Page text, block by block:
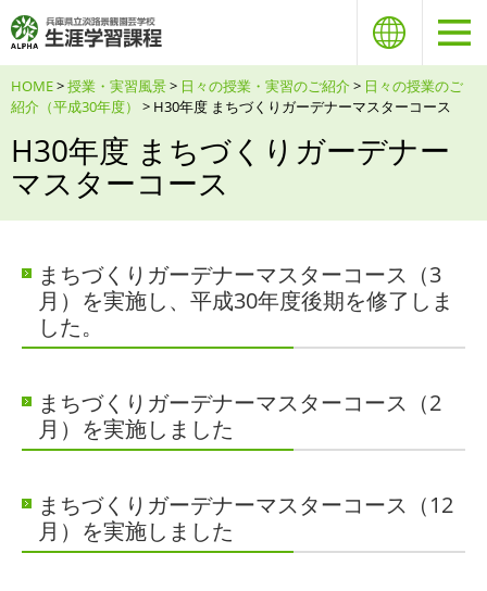
HOME>授業・実習風景> 日々の授業・実習のご紹介> 日々の授業のご
紹介（平成30年度）
> H30年度 まちづくりガーデナーマスターコース
H30年度 まちづくりガーデナー
マスターコース
まちづくりガーデナーマスターコース（3
月）を実施し、平成30年度後期を修了しま
した。
まちづくりガーデナーマスターコース（2
月）を実施しました
まちづくりガーデナーマスターコース（12
月）を実施しました